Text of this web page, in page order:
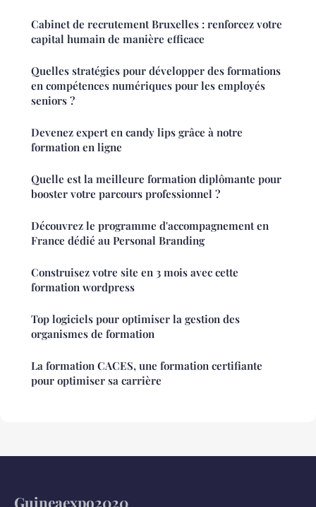
Cabinet de recrutement Bruxelles : renforcez votre
capital humain de manière efficace
Quelles stratégies pour développer des formations
en compétences numériques pour les employés
seniors ?
Devenez expert en candy lips grâce à notre
formation en ligne
Quelle est la meilleure formation diplômante pour
booster votre parcours professionnel ?
Découvrez le programme d'accompagnement en
France dédié au Personal Branding
Construisez votre site en 3 mois avec cette
formation wordpress
Top logiciels pour optimiser la gestion des
organismes de formation
La formation CACES, une formation certifiante
pour optimiser sa carrière
Guineaexpo2020